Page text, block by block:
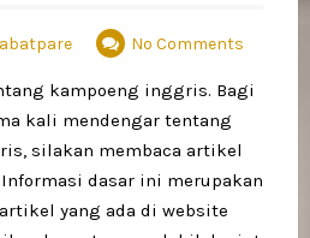
No Comments
kampoeng inggris. Bagi
kali mendengar tentang
silakan membaca artikel
dasar ini merupakan
yang ada di website